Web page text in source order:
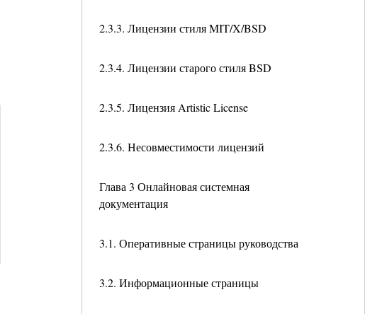
2.3.3. Лицензии стиля MIT/X/BSD
2.3.4. Лицензии старого стиля BSD
2.3.5. Лицензия Artistic License
2.3.6. Несовместимости лицензий
Глава 3 Онлайновая системная
документация
3.1. Оперативные страницы руководства
3.2. Информационные страницы